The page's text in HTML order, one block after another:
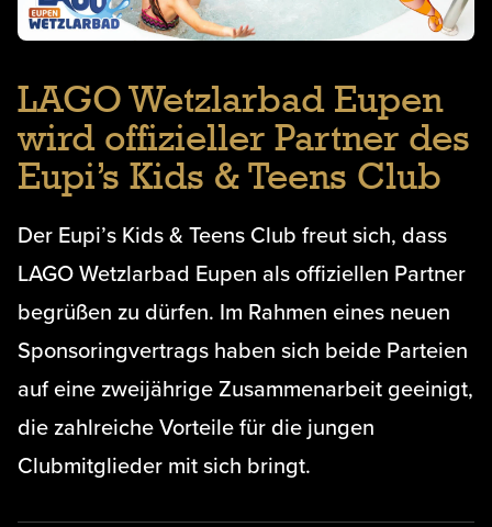
LAGO Wetzlarbad Eupen
wird offizieller Partner des
Eupi’s Kids & Teens Club
Der Eupi’s Kids & Teens Club freut sich, dass
LAGO Wetzlarbad Eupen als offiziellen Partner
begrüßen zu dürfen. Im Rahmen eines neuen
Sponsoringvertrags haben sich beide Parteien
auf eine zweijährige Zusammenarbeit geeinigt,
die zahlreiche Vorteile für die jungen
Clubmitglieder mit sich bringt.